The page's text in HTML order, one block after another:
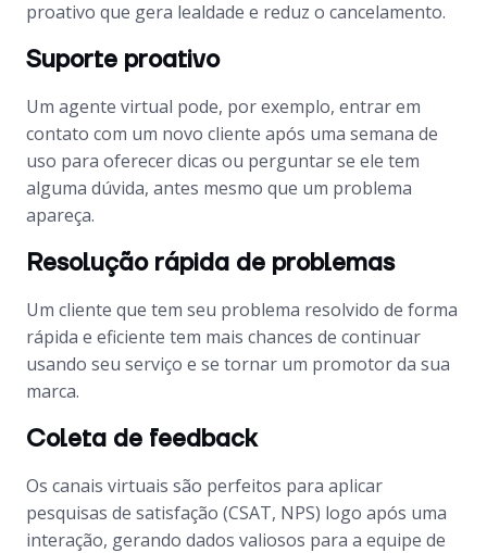
proativo que gera lealdade e reduz o cancelamento.
Suporte proativo
Um agente virtual pode, por exemplo, entrar em
contato com um novo cliente após uma semana de
uso para oferecer dicas ou perguntar se ele tem
alguma dúvida, antes mesmo que um problema
apareça.
Resolução rápida de problemas
Um cliente que tem seu problema resolvido de forma
rápida e eficiente tem mais chances de continuar
usando seu serviço e se tornar um promotor da sua
marca.
Coleta de feedback
Os canais virtuais são perfeitos para aplicar
pesquisas de satisfação (CSAT, NPS) logo após uma
interação, gerando dados valiosos para a equipe de